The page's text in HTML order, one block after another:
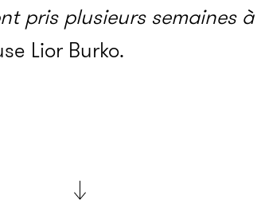
pris plusieurs semaines
Lior Burko.